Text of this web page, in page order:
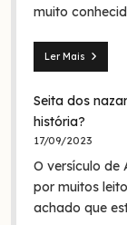
muito
Ler Mais
Mateus
O
batismo
de
era
em
nome
da
Seita dos
história?
17/09/2023
O versículo de
por muitos
achado que